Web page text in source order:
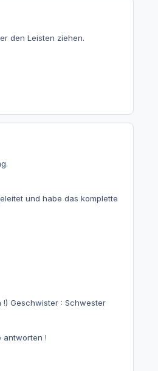
den Leisten ziehen.
und habe das komplette
Geschwister : Schwester
antworten !